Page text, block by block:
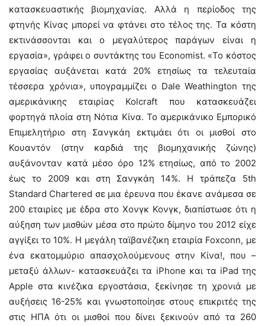
κατασκευαστικής βιομηχανίας. Αλλά η περίοδος της
φτηνής Κίνας μπορεί να φτάνει στο τέλος της. Τα κόστη
εκτινάσσονται και ο μεγαλύτερος παράγων είναι η
εργασία», γράφει ο συντάκτης του Economist. «Το κόστος
εργασίας αυξάνεται κατά 20% ετησίως τα τελευταία
τέσσερα χρόνια», υπογραμμίζει ο Dale Weathington της
αμερικάνικης εταιρίας Kolcraft που κατασκευάζει
φορτηγά πλοία στη Νότια Κίνα. Το αμερικάνικο Εμπορικό
Επιμελητήριο στη Σανγκάη εκτιμάει ότι οι μισθοί στο
Κουαντόν (στην καρδιά της βιομηχανικής ζώνης)
αυξάνονταν κατά μέσο όρο 12% ετησίως, από το 2002
έως το 2009 και στη Σανγκάη 14%. Η τράπεζα 5th
Standard Chartered σε μια έρευνα που έκανε ανάμεσα σε
200 εταιρίες με έδρα στο Χονγκ Κονγκ, διαπίστωσε ότι η
αύξηση των μισθών μέσα στο πρώτο δίμηνο του 2012 είχε
αγγίξει το 10%. Η μεγάλη ταϊβανέζικη εταιρία Foxconn, με
ένα εκατομμύριο απασχολούμενους στην Κίνα!, που –
μεταξύ άλλων- κατασκευάζει τα iPhone και τα iPad της
Apple στα κινέζικα εργοστάσια, ξεκίνησε τη χρονιά με
αυξήσεις 16-25% και γνωστοποίησε στους επικριτές της
στις ΗΠΑ ότι οι μισθοί που δίνει ξεκινούν από τα 260